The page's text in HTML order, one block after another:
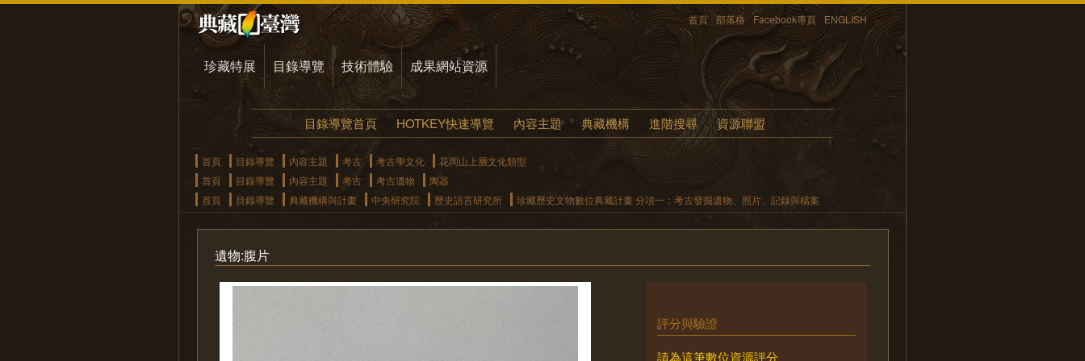
首頁 部落格 Facebook專頁 ENGLISH
珍藏特展 目錄導覽 技術體驗 成果網站資源
目錄導覽首頁 HOTKEY快速導覽 內容主題 典藏機構 進階搜尋 資源聯盟
首頁 目錄導覽 內容主題 考古 考古學文化
花岡山上層文化類型
首頁
目錄導覽 內容主題 考古 考古遺物
陶器
首頁
目錄導覽 典藏機構與計畫 中央研究院 歷史語言研究所 珍藏歷史文物數位典藏計畫 分項一：考古發掘遺物、照片、記錄與檔案
遺物:腹片
評分與驗證
請為這筆數位資源評分